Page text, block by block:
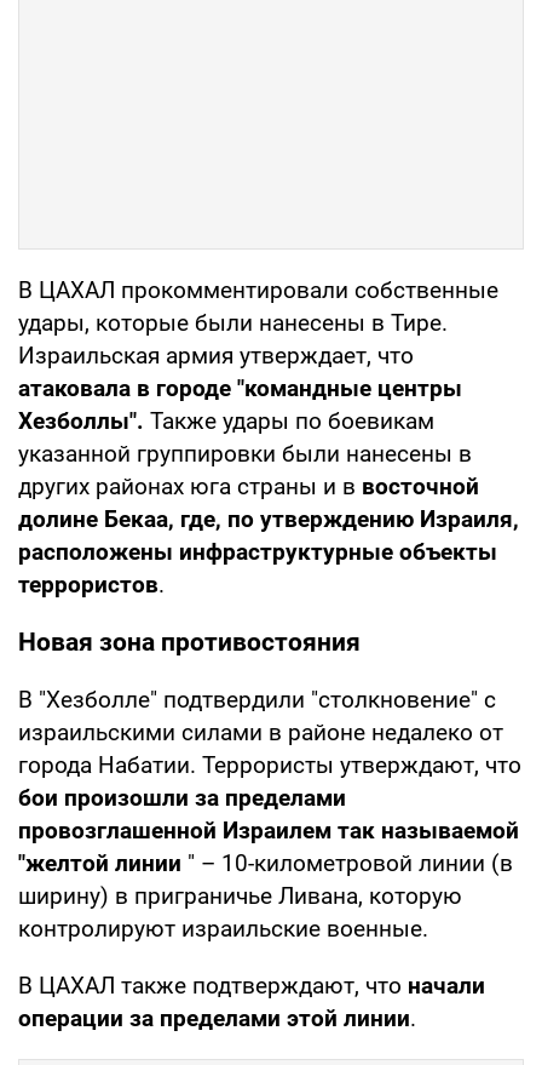
В ЦАХАЛ прокомментировали собственные
удары, которые были нанесены в Тире.
Израильская армия утверждает, что
атаковала в городе "командные центры
Хезболлы". Также удары по боевикам
указанной группировки были нанесены в
других районах юга страны и в восточной
долине Бекаа, где, по утверждению Израиля,
расположены инфраструктурные объекты
террористов.
Новая зона противостояния
В "Хезболле" подтвердили "столкновение" с
израильскими силами в районе недалеко от
города Набатии. Террористы утверждают, что
бои произошли за пределами
провозглашенной Израилем так называемой
"желтой линии " – 10-километровой линии (в
ширину) в приграничье Ливана, которую
контролируют израильские военные.
В ЦАХАЛ также подтверждают, что начали
операции за пределами этой линии.